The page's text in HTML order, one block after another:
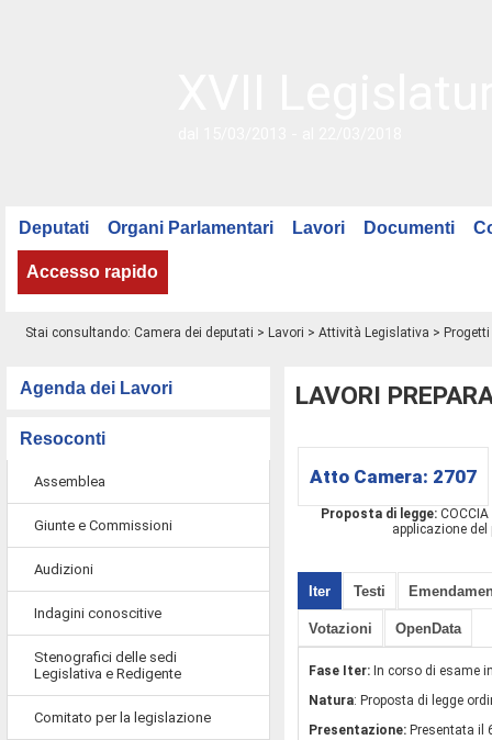
Deputati Organi Parlamentari Lavori Documenti
Accesso rapido
Stai consultando: Camera dei deputati > Lavori > Attività Legislativa >
Agenda dei Lavori
Resoconti
Assemblea
Giunte e Commissioni
Audizioni
Indagini conoscitive
Stenografici delle sedi
Legislativa e Redigente
Comitato per la legislazione
LAVORI
Atto Camera: 2707
Proposta di legge:COCCIA
applicazione
Iter Testi
Votazioni OpenData
Fase Iter: In corso di esame
Natura: Proposta di legge
Presentazione: Presentata il